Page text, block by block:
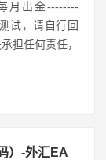
月出金--------
，请自行回
担任何责任，
）-外汇EA